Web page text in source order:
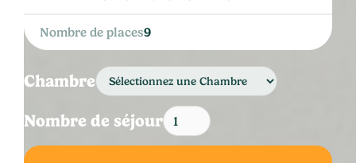
Nombre de places9
Chambre
Nombre de séjour